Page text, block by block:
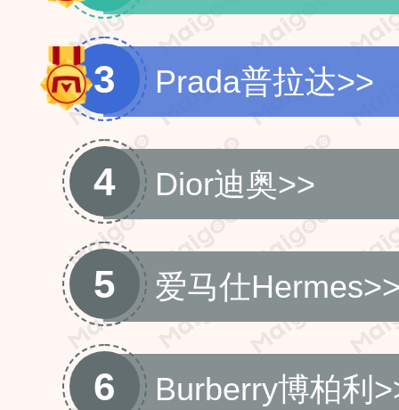
3 Prada普拉达>>
4 Dior迪奥>>
5 爱马仕Hermes
6 Burberry博柏利